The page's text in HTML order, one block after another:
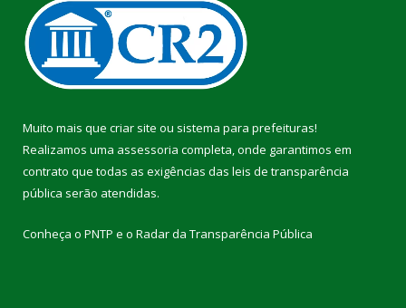
Muito mais que criar site ou sistema para prefeituras!
Realizamos uma assessoria completa, onde garantimos em
contrato que todas as exigências das leis de transparência
pública serão atendidas.
Conheça o PNTP e o Radar da Transparência Pública